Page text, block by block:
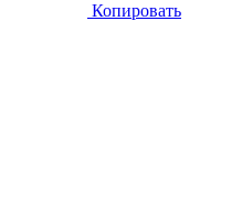
Копировать